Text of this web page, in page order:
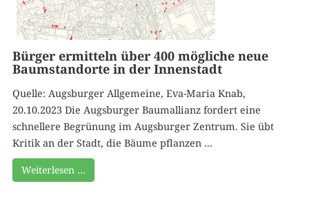
Bürger ermitteln über 400 mögliche neue
Baumstandorte in der Innenstadt
Quelle: Augsburger Allgemeine, Eva-Maria Knab,
20.10.2023 Die Augsburger Baumallianz fordert eine
schnellere Begrünung im Augsburger Zentrum. Sie übt
Kritik an der Stadt, die Bäume pflanzen ...
Weiterlesen …